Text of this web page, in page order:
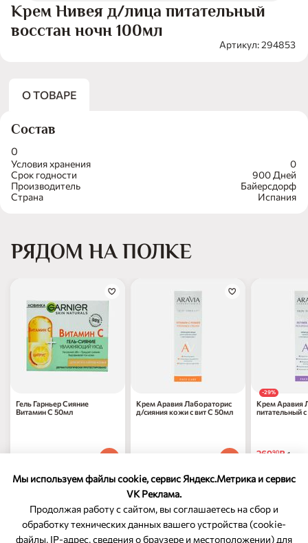
Мы используем файлы cookie, сервис Яндекс.Метрика и сервис
VK Реклама.
Продолжая работу с сайтом, вы соглашаетесь на сбор и
обработку технических данных вашего устройства (cookie-
файлы, IP-адрес, сведения о браузере и местоположении) для
Крем Нивея д/лица питательный
восстан ночн 100мл
Артикул: 294853
О ТОВАРЕ
Условия хранения
0
Срок годности
900 Дней
Производитель
Байерсдорф
Страна
Испания
Состав
0
РЯДОМ НА ПОЛКЕ
Гель Гарньер Сияние
Витамин C 50мл
Крем Аравия Лабораторис
д/сияния кожи с вит С 50мл
-29%
Крем Аравия
питательный
26990₽ 1 шт